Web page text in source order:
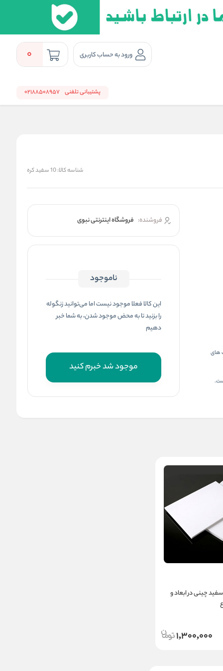
ورود به حساب کاربری 0
پشتیبانی تلفنی 02188508957
شناسه کالا:10 سفید کره
های
فروشنده: فروشگاه اینترنتی نبوی
ناموجود
این کالا فعلا موجود نیست اما می‌توانید زنگوله
را بزنید تا به محض موجود شدن، به شما خبر
دهیم
موجود شد خبرم کنید
میل سفید چینی در ابعاد و
1,300,000